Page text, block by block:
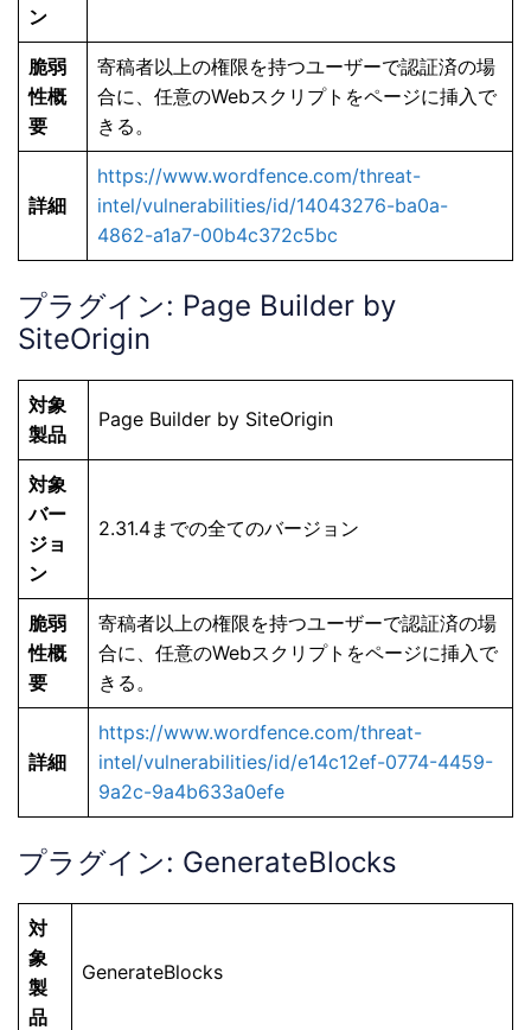
ン
脆弱
性概
要
寄稿者以上の権限を持つユーザーで認証済の場
合に、任意のWebスクリプトをページに挿入で
きる。
詳細
https://www.wordfence.com/threat-
intel/vulnerabilities/id/14043276-ba0a-
4862-a1a7-00b4c372c5bc
プラグイン: Page Builder by
SiteOrigin
対象
製品
Page Builder by SiteOrigin
対象
バー
ジョ
ン
2.31.4までの全てのバージョン
脆弱
性概
要
寄稿者以上の権限を持つユーザーで認証済の場
合に、任意のWebスクリプトをページに挿入で
きる。
詳細
https://www.wordfence.com/threat-
intel/vulnerabilities/id/e14c12ef-0774-4459-
9a2c-9a4b633a0efe
プラグイン: GenerateBlocks
対
象
製
品
GenerateBlocks